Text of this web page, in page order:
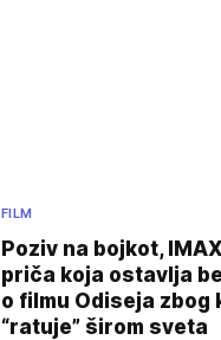
FILM
Poziv na bojkot,
priča koja ostavlja
o filmu Odiseja zbog
“ratuje” širom sveta